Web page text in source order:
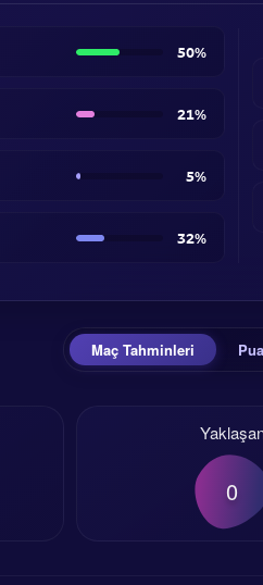
50%
21%
5%
32%
Maç Tahminleri
0